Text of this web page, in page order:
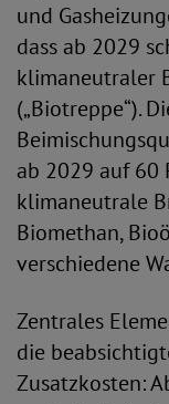
und
dass ab 2029
klimaneutraler
(„Biotreppe“).
ab 2029 auf 60
klimaneutrale
Biomethan,
verschiedene
Zentrales
die
Zusatzkosten: